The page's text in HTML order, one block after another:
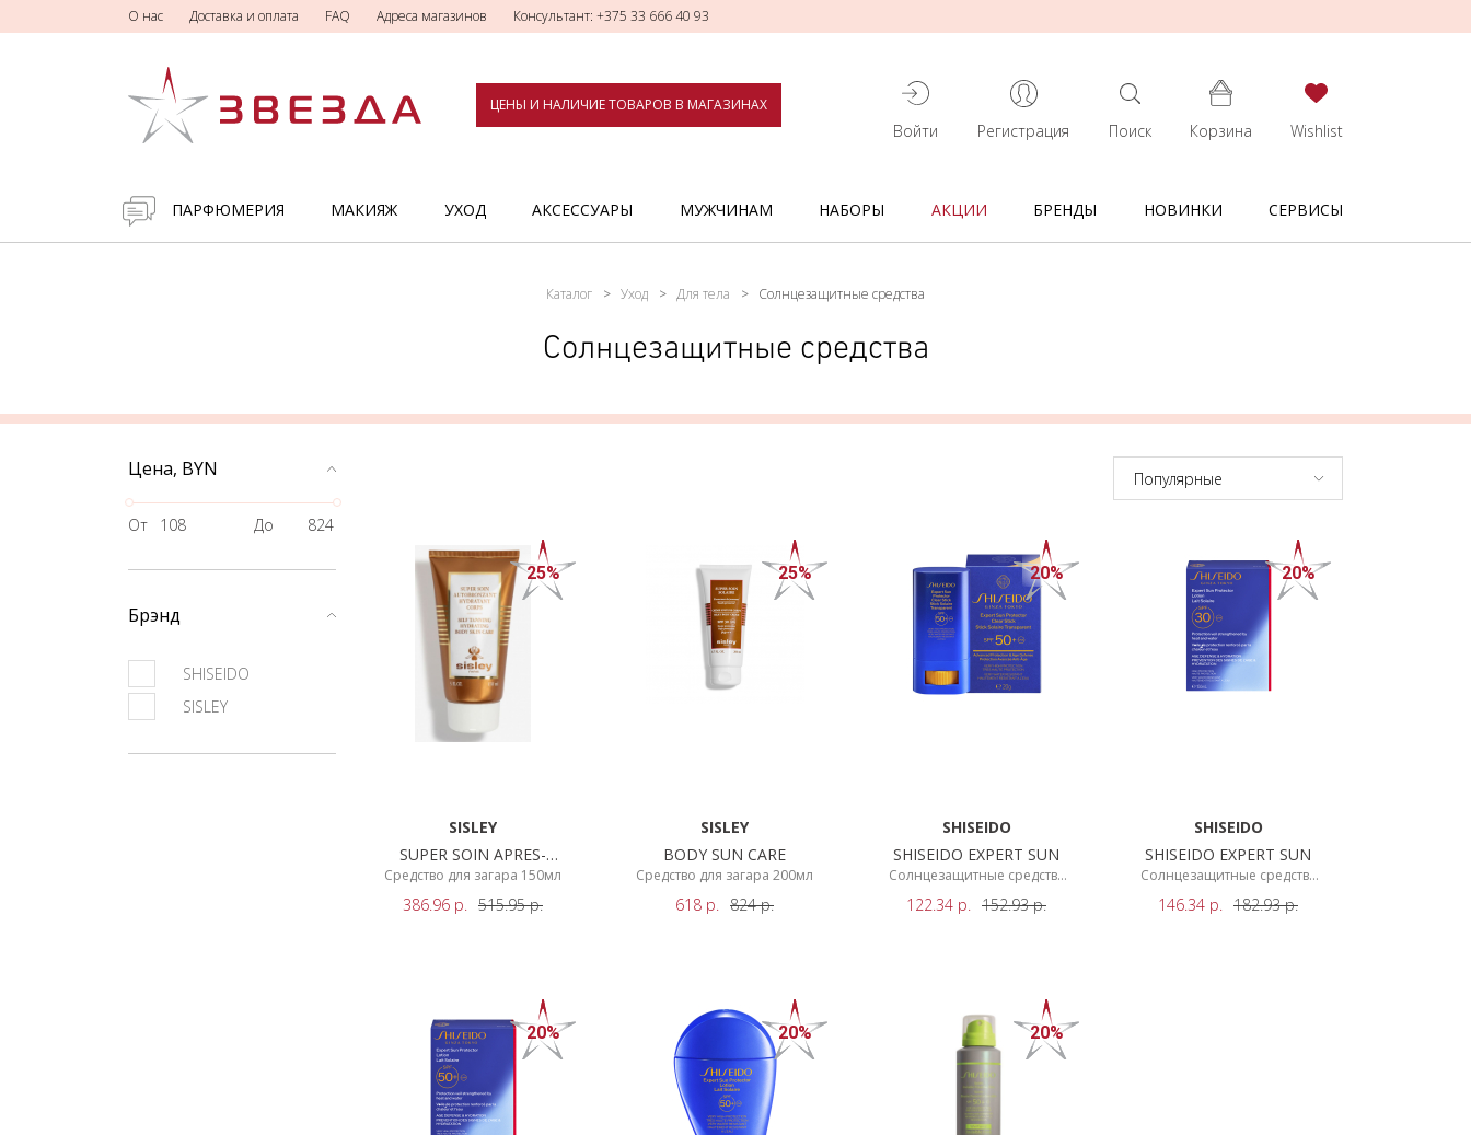
О нас Доставка и оплата FAQ Адреса магазинов Консультант: +375 33 666 40 93
ЦЕНЫ И НАЛИЧИЕ ТОВАРОВ В МАГАЗИНАХ
Войти Регистрация Поиск Корзина Wishlist
ПАРФЮМЕРИЯ МАКИЯЖ УХОД АКСЕССУАРЫ МУЖЧИНАМ НАБОРЫ АКЦИИ БРЕНДЫ НОВИНКИ СЕРВИСЫ
Каталог Уход Для тела Солнцезащитные средства
Солнцезащитные средства
Цена, BYN
От До
Брэнд
SHISEIDO
SISLEY
Популярные
25%
SISLEY
SUPER SOIN APRES-
SOLEIL
Средство для загара 150мл
386.96 р. 515.95р.
25%
SISLEY
BODY SUN CARE
Средство для загара 200мл
618 р. 824р.
20%
SHISEIDO
SHISEIDO EXPERT SUN
Солнцезащитные средства
122.34 р. 152.93р.
20%
SHISEIDO
SHISEIDO EXPERT SUN
Солнцезащитные средства
146.34 р. 182.93р.
20% 20% 20%